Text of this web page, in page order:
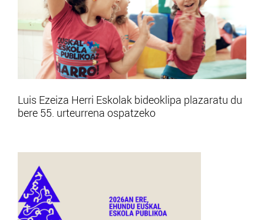
Luis Ezeiza Herri Eskolak bideoklipa plazaratu du
bere 55. urteurrena ospatzeko